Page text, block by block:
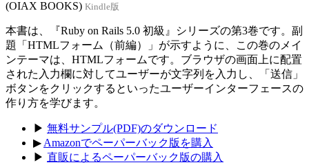
(OIAX BOOKS) Kindle版
本書は、『Ruby on Rails 5.0 初級』シリーズの第3巻です。副
題「HTMLフォーム（前編）」が示すように、この巻のメイ
ンテーマは、HTMLフォームです。ブラウザの画面上に配置
された入力欄に対してユーザーが文字列を入力し、「送信」
ボタンをクリックするといったユーザーインターフェースの
作り方を学びます。
▶ 無料サンプル(PDF)のダウンロード
▶ Amazonでペーパーバック版を購入
▶ 直販によるペーパーバック版の購入